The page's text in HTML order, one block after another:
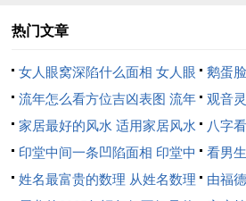
口舌，若日支为午则易有官非阻碍；巳
4月安床吉日2026年2026农历4月安床
2026年农历四月安床黄道吉日共计一
一日，四月初二日、四月初四日，四月
月初八日、四月初九日，四月十一日、
热门文章
女人眼窝深陷什么面相 女人眼
窝深陷是短命相吗
鹅蛋
脸型男
流年怎么看方位吉凶表图 流年
位置怎么看
观音
签全部
家居最好的风水 适用家居风水
八字
还是假
印堂中间一条凹陷面相 印堂中
间有条线沟好不好
看男
从哪里
姓名最富贵的数理 从姓名数理
由福